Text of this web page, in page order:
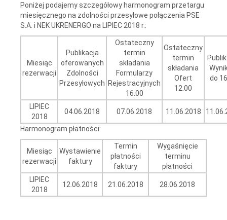
Poniżej podajemy szczegółowy harmonogram przetargu
miesięcznego na zdolności przesyłowe połączenia PSE
S.A. i NEK UKRENERGO na LIPIEC 2018 r.:
Miesiąc
rezerwacji
Publikacja
oferowanych
Zdolności
Przesyłowych
Ostateczny
termin
składania
Formularzy
Rejestracyjnych
16:00
Ostateczny
termin
składania
Ofert
12:00
do
LIPIEC
2018
04.06.2018 07.06.2018 11.06.2018
Harmonogram płatności:
Miesiąc
rezerwacji
Wystawienie
faktury
Termin
płatności
faktury
Wygaśnięcie
terminu
płatności
LIPIEC
2018
12.06.2018 21.06.2018 28.06.2018